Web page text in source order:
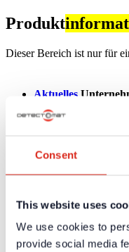
Consent
This website uses
We use cookies to
provide social media
Produkt
Dieser Bereich ist nur für
Aktuelles
Unsere
Service
Überblick
Tools &